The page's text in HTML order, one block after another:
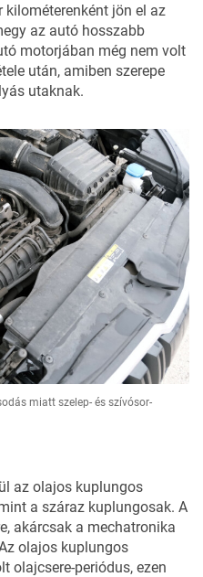
kilométerenként jön el az
az autó hosszabb
motorjában még nem volt
után, amiben szerepe
utaknak.
miatt szelep- és szívósor-
az olajos kuplungos
a száraz kuplungosak. A
akárcsak a mechatronika
olajos kuplungos
olajcsere-periódus, ezen